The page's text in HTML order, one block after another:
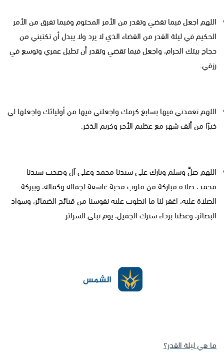
اللهم اجعل فيما تقضي وتقدر من الأمر المحتوم وفيما تفرق من الأمر
الحكيم في ليلة القدر من القضاء الذي لا يرد ولا يبدل أن تكتبني من
حجاج بيتك الحرام، واجعل فيما تقضي وتقدر أن تطيل عمري وتوسع في
رزقي.
اللهم تغمدني فيها بسابغ كرمك واجعلني فيها من أوليائك واجعلها لي
خيرًا من ألف شهر مع عظيم الأجر وكريم الذخر.
اللهم صلِّ وسلم وبارك على سيدنا محمد وعلى آل وصحب سيدنا
محمد، صلاة مباركة من قلوب محبة عاشقة لجماله وكماله، وببركة
الصلاة عليه، اغفر لنا ما انطوت عليه نفوسنا من قبائح الضمائر، وسواد
البصائر، وغطنا برداء سترك الجميل، يوم تبلى السرائر.
ما هي ليلة القدر؟